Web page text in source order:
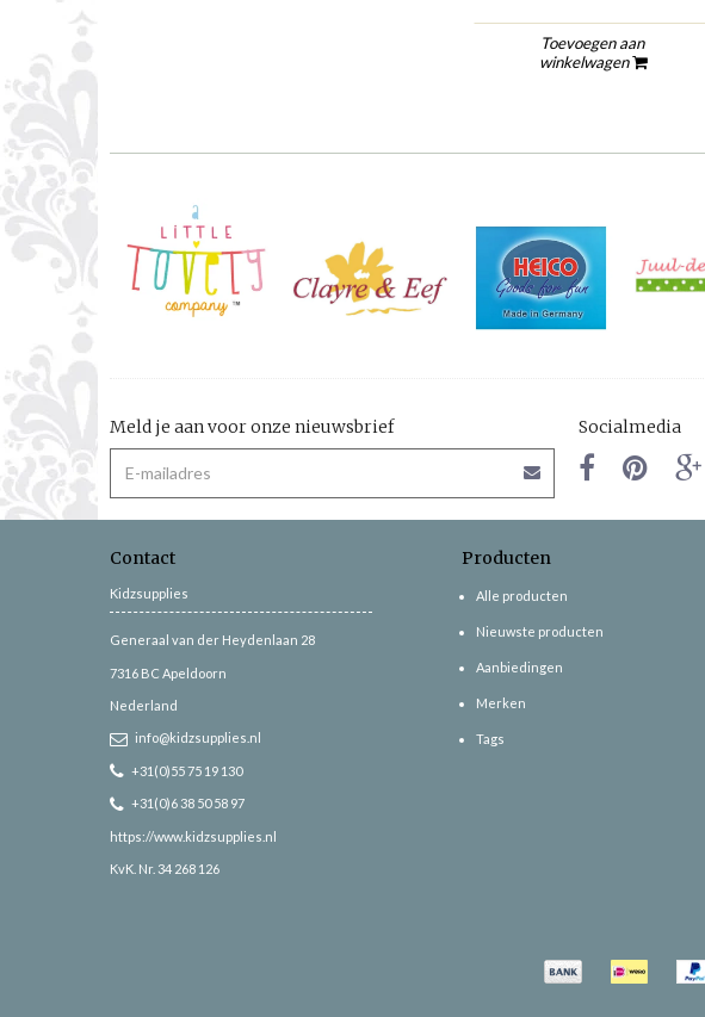
Toevoegen aan
winkelwagen
Meld je aan voor onze nieuwsbrief Socialmedia
Contact
Kidzsupplies
Generaal van der Heydenlaan 28
7316 BC Apeldoorn
Nederland
info@kidzsupplies.nl
+31(0)55 75 19 130
+31(0)6 38 50 58 97
https://www.kidzsupplies.nl
KvK. Nr. 34 268 126
Producten
Alle producten
Nieuwste producten
Aanbiedingen
Merken
Tags